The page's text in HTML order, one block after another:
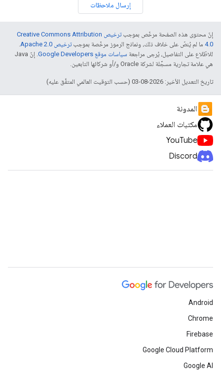
إرسال ملاحظات
إنّ محتوى هذه الصفحة مرخّص بموجب
ترخيص Creative Commons Attribution
4.0‏ ما لم يُنصّ على خلاف ذلك، ونماذج الرموز مرخّصة بموجبترخيص Apache 2.0‏
.
للاطّلاع على التفاصيل، يُرجى مراجعة سياسات موقع Google Developers‏
. إنّ Java
هي علامة تجارية مسجَّلة لشركة Oracle و/أو شركائها التابعين.
تاريخ التعديل الأخير: 2026-08-03 (حسب التوقيت العالمي المتفَّق عليه)
المدونة
مكتبات العملاء
YouTube
Discord
Android
Chrome
Firebase
Google Cloud Platform
Google AI